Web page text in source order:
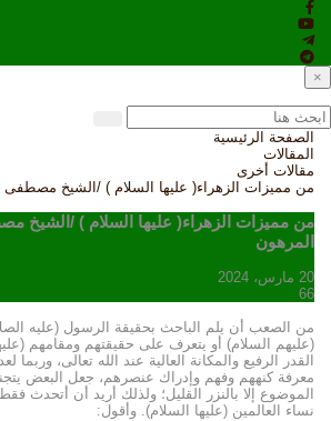
×
الصفحة الرئيسية
المقالات
مقالات أخرى
من مميزات الزهراء( عليها السلام ) /الشيخ مصطفى
من مميزات الزهراء( عليها السلام ) /الشيخ
المرهون
20 مارس، 2024
66
من الصعب أن يلم الباحث بحقيقة الرسول (عليه
(عليهم السلام) أو يتعرف على حقيقتهم ومقامهم
القدر الرفيع والمكانة العالية عند الله تعالى،
معرفة كنههم وفهم وإدراك عنصرهم، جعل البعض
الموضوع إلا بالنزر القليل؛ ولذلك أريد أن
نساء العالمين (عليها السلام). وأقول: